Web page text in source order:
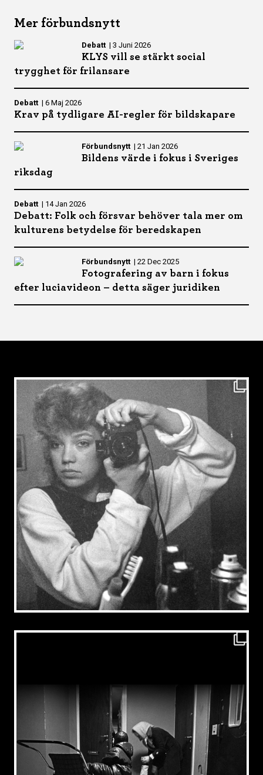
Mer förbundsnytt
Debatt | 3 Juni 2026
KLYS vill se stärkt social
trygghet för frilansare
Debatt | 6 Maj 2026
Krav på tydligare AI-regler för bildskapare
Förbundsnytt | 21 Jan 2026
Bildens värde i fokus i Sveriges
riksdag
Debatt | 14 Jan 2026
Debatt: Folk och försvar behöver tala mer om
kulturens betydelse för beredskapen
Förbundsnytt | 22 Dec 2025
Fotografering av barn i fokus
efter luciavideon – detta säger juridiken